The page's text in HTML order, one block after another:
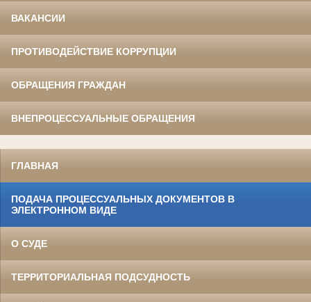
ВАКАНСИИ
ПРОТИВОДЕЙСТВИЕ КОРРУПЦИИ
ОБРАЩЕНИЯ ГРАЖДАН
ВНЕПРОЦЕССУАЛЬНЫЕ ОБРАЩЕНИЯ
ГЛАВНАЯ
ПОДАЧА ПРОЦЕССУАЛЬНЫХ ДОКУМЕНТОВ В
ЭЛЕКТРОННОМ ВИДЕ
О СУДЕ
ТЕРРИТОРИАЛЬНАЯ ПОДСУДНОСТЬ